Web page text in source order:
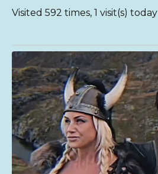
Visited 592 times, 1 visit(s) today